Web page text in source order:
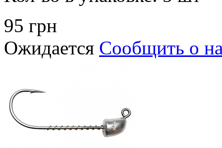
95 грн
Ожидается Сообщить о